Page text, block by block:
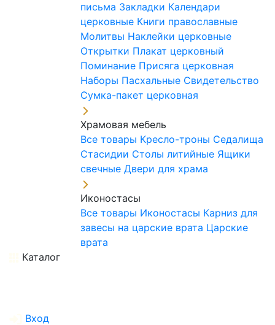
письма Закладки Календари
церковные Книги православные
Молитвы Наклейки церковные
Открытки Плакат церковный
Поминание Присяга церковная
Наборы Пасхальные Свидетельство
Сумка-пакет церковная
Храмовая мебель
Все товары Кресло-троны Седалища
Стасидии Столы литийные Ящики
свечные Двери для храма
Иконостасы
Все товары Иконостасы Карниз для
завесы на царские врата Царские
врата
Каталог
Вход